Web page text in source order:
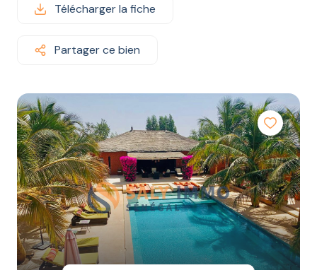
BIENS
VENTE
À LA
LOCATION
CONSTRUCTION
ESTIMATION
CONTACT
BLOG
Télécharger la fiche
Partager ce bien